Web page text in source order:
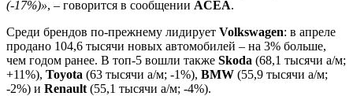
(-17%)», – говорится в сообщении ACEA.
Среди брендов по-прежнему лидирует Volkswagen: в апреле
продано 104,6 тысячи новых автомобилей – на 3% больше,
чем годом ранее. В топ-5 вошли также Skoda (68,1 тысячи а/м;
+11%), Toyota (63 тысячи а/м; -1%), BMW (55,9 тысячи а/м;
-2%) и Renault (55,1 тысячи а/м; -4%).